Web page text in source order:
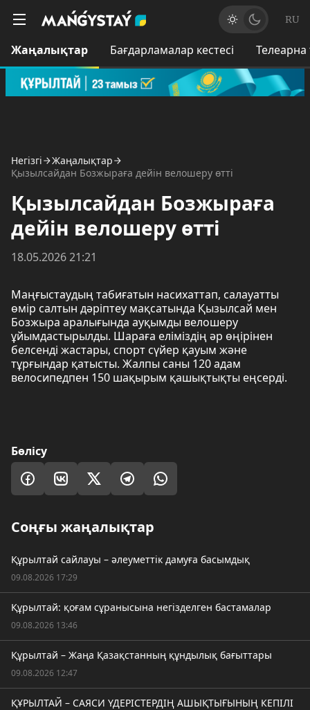
RU
Жаңалықтар Бағдарламалар кестесі
Негізгі
Жаңалықтар
Қызылсайдан Бозжыраға дейін велошеру өтті
Қызылсайдан Бозжыраға
дейін велошеру өтті
18.05.2026 21:21
Маңғыстаудың табиғатын насихаттап, салауатты
өмір салтын дәріптеу мақсатында Қызылсай мен
Бозжыра аралығында ауқымды велошеру
ұйымдастырылды. Шараға еліміздің әр өңірінен
белсенді жастары, спорт сүйер қауым және
тұрғындар қатысты. Жалпы саны 120 адам
велосипедпен 150 шақырым қашықтықты еңсерді.
Бөлісу
Соңғы жаңалықтар
Құрылтай сайлауы – әлеуметтік дамуға басымдық
09.08.2026 17:29
Құрылтай: қоғам сұранысына негізделген бастамалар
09.08.2026 13:46
Құрылтай – Жаңа Қазақстанның құндылық бағыттары
09.08.2026 12:47
ҚҰРЫЛТАЙ – САЯСИ ҮДЕРІСТЕРДІҢ АШЫҚТЫҒЫНЫҢ КЕПІЛІ